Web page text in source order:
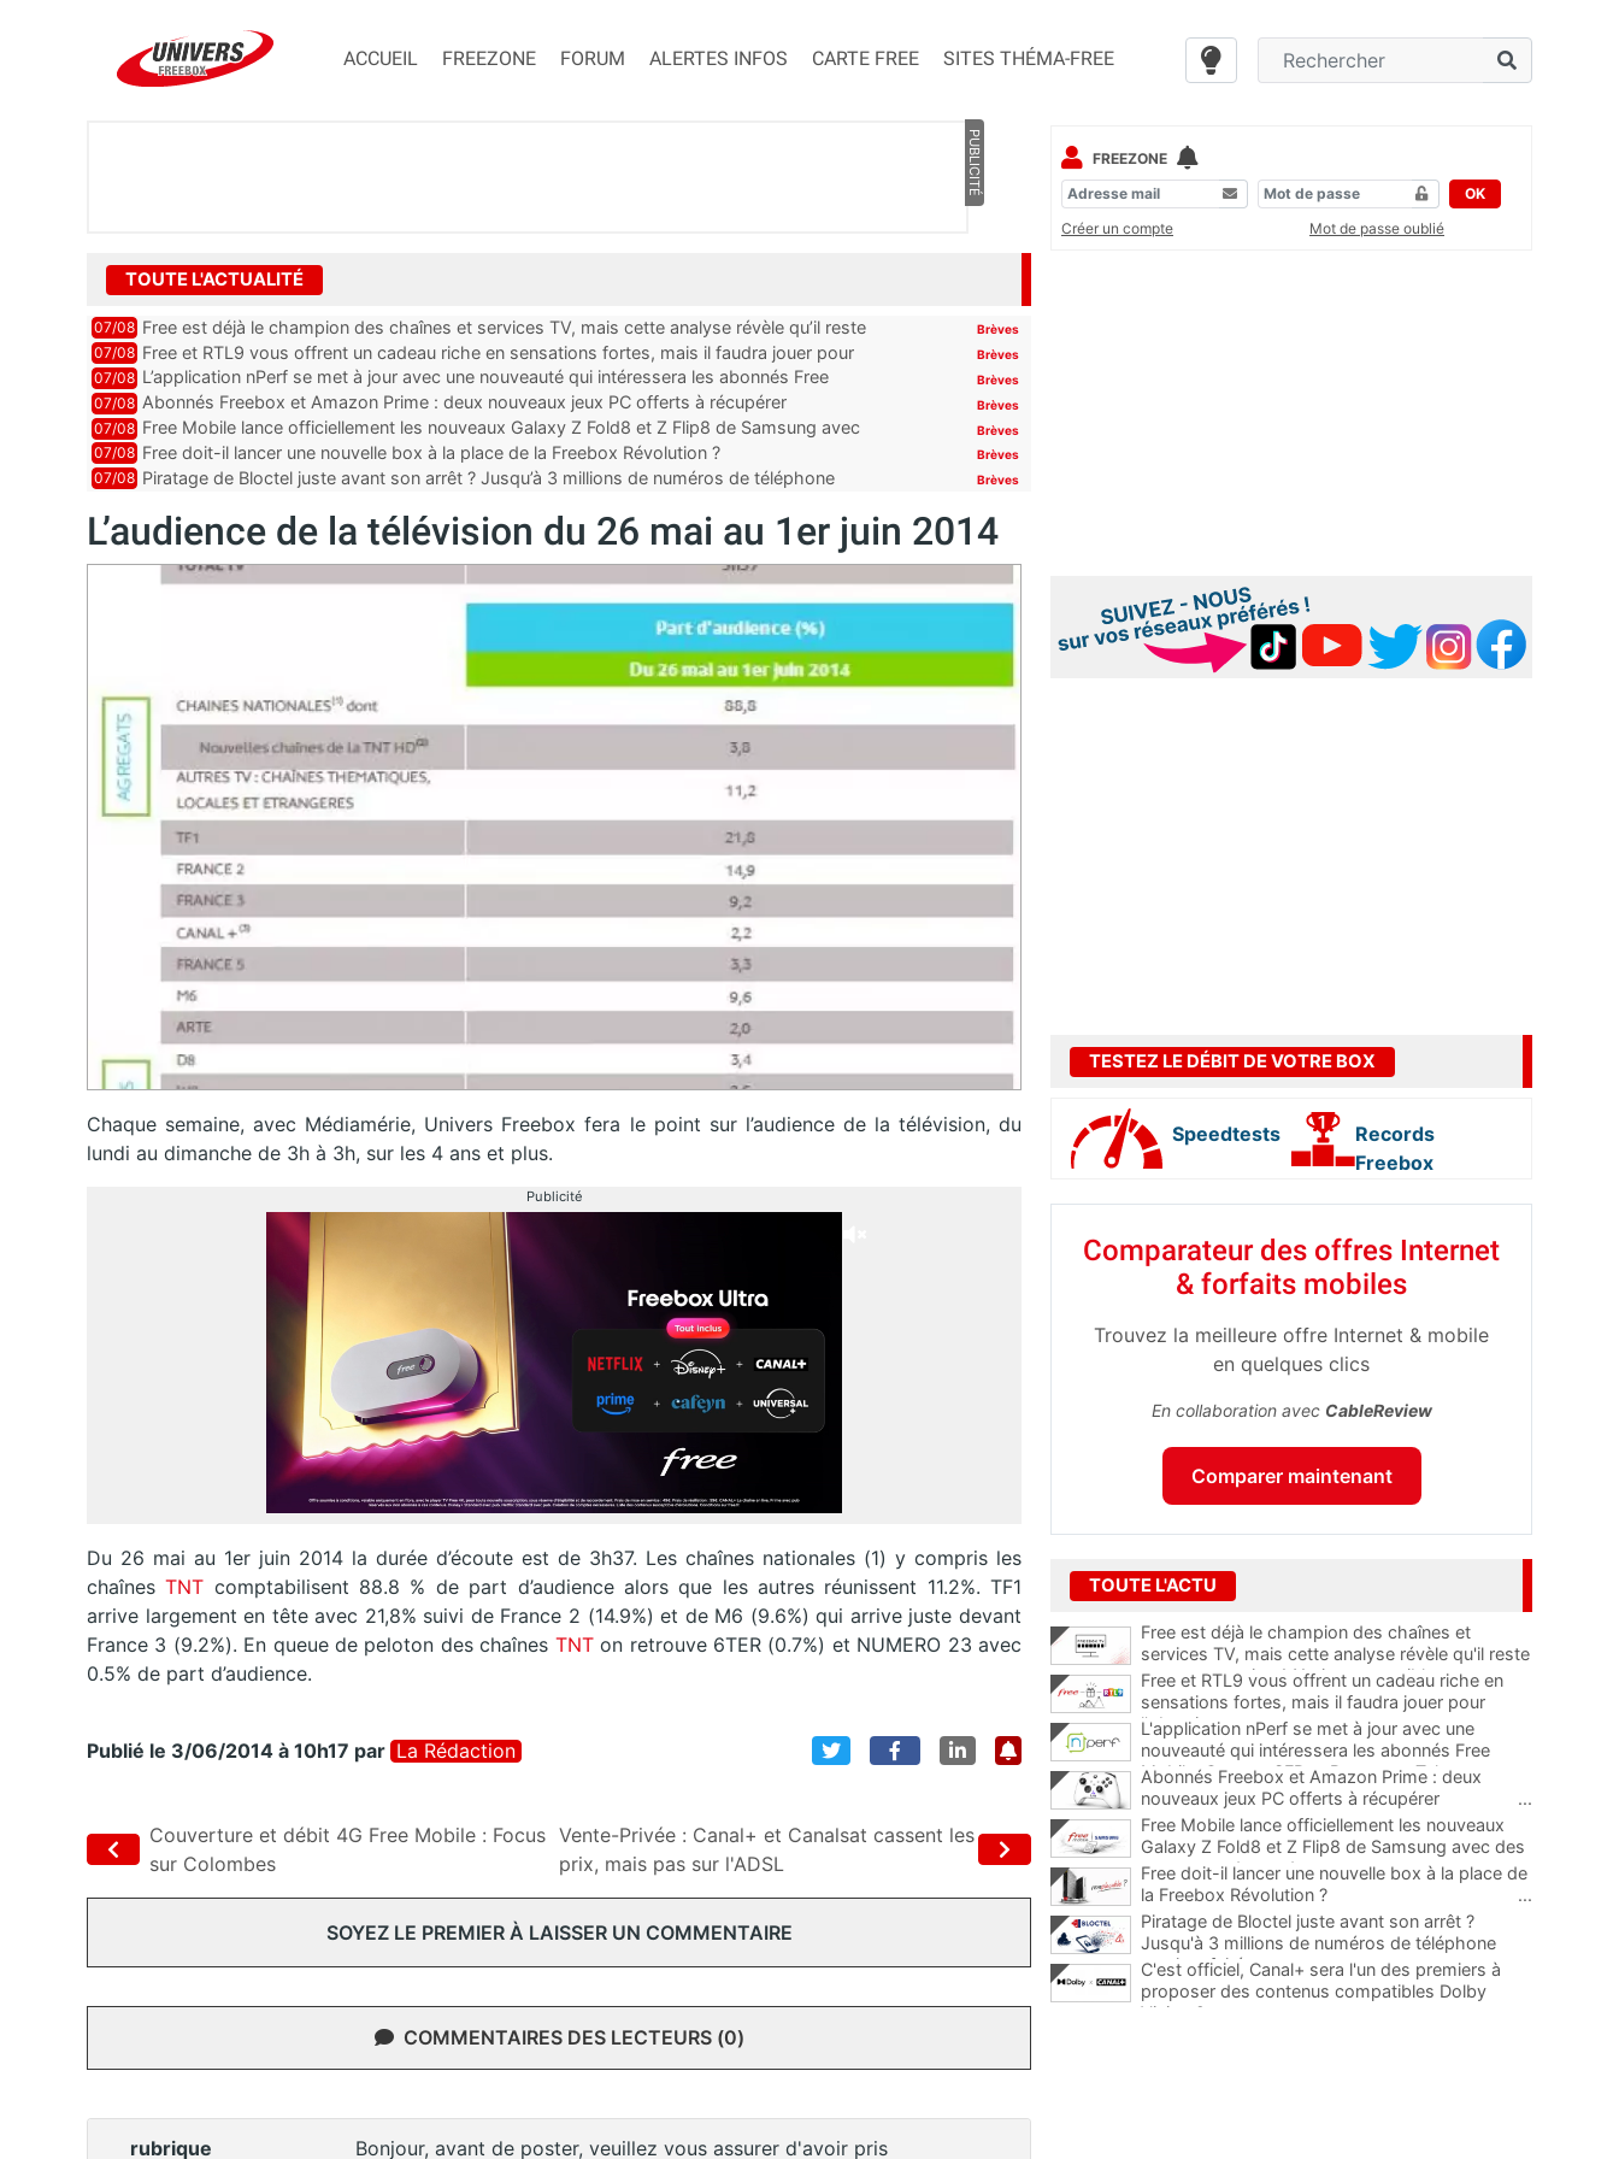
ACCUEIL FREEZONE FORUM ALERTES INFOS CARTE FREE SITES THÉMA-FREE
PUBLICITÉ
TOUTE L'ACTUALITÉ
07/08 Free est déjà le champion des chaînes et services TV, mais cette analyse révèle qu’il reste
encore au moin...
Brèves
07/08 Free et RTL9 vous offrent un cadeau riche en sensations fortes, mais il faudra jouer pour
l’obtenir
Brèves
07/08 L’application nPerf se met à jour avec une nouveauté qui intéressera les abonnés Free
Mobile, Orange, SFR ...
Brèves
07/08 Abonnés Freebox et Amazon Prime : deux nouveaux jeux PC offerts à récupérer Brèves
07/08 Free Mobile lance officiellement les nouveaux Galaxy Z Fold8 et Z Flip8 de Samsung avec
des promos et des cadeaux
Brèves
07/08 Free doit-il lancer une nouvelle box à la place de la Freebox Révolution ? Brèves
07/08 Piratage de Bloctel juste avant son arrêt ? Jusqu’à 3 millions de numéros de téléphone
Brèves
L’audience de la télévision du 26 mai au 1er juin 2014
Chaque semaine, avec Médiamérie, Univers Freebox fera le point sur l’audience de la télévision, du
lundi au dimanche de 3h à 3h, sur les 4 ans et plus.
Publicité
Du 26 mai au 1er juin 2014 la durée d’écoute est de 3h37. Les chaînes nationales (1) y compris les
chaînes TNT comptabilisent 88.8 % de part d’audience alors que les autres réunissent 11.2%. TF1
arrive largement en tête avec 21,8% suivi de France 2 (14.9%) et de M6 (9.6%) qui arrive juste devant
France 3 (9.2%). En queue de peloton des chaînes TNTon retrouve 6TER (0.7%) et NUMERO 23 avec
0.5% de part d’audience.
Publié le 3/06/2014 à 10h17 par La Rédaction
Couverture et débit 4G Free Mobile : Focus
sur Colombes
Vente-Privée : Canal+ et Canalsat cassent les
prix, mais pas sur l'ADSL
SOYEZ LE PREMIER À LAISSER UN COMMENTAIRE
COMMENTAIRES DES LECTEURS (0)
rubrique
Bonjour, avant de poster, veuillez vous assurer d'avoir pris
FREEZONE
OK
Créer un compte
Mot de passe oublié
TESTEZ LE DÉBIT DE VOTRE BOX
Speedtests
Records
Freebox
Comparateur des offres Internet
& forfaits mobiles
Trouvez la meilleure offre Internet & mobile
en quelques clics
En collaboration avec CableReview
Comparer maintenant
TOUTE L'ACTU
Free est déjà le champion des chaînes et
services TV, mais cette analyse révèle qu'il reste
encore au moins 141 ajouts possibles
Free et RTL9 vous offrent un cadeau riche en
sensations fortes, mais il faudra jouer pour
l'obtenir
L'application nPerf se met à jour avec une
nouveauté qui intéressera les abonnés Free
Mobile, Orange, SFR et Bouygues Telecom
Abonnés Freebox et Amazon Prime : deux
nouveaux jeux PC offerts à récupérer
...
Free Mobile lance officiellement les nouveaux
Galaxy Z Fold8 et Z Flip8 de Samsung avec des
promos et des cadeaux
...
Free doit-il lancer une nouvelle box à la place de
la Freebox Révolution ?
...
Piratage de Bloctel juste avant son arrêt ?
Jusqu'à 3 millions de numéros de téléphone
auraient fuité
C'est officiel, Canal+ sera l'un des premiers à
proposer des contenus compatibles Dolby
Vision 2